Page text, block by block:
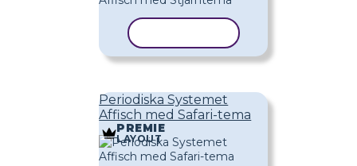
Periodiska Systemet
Affisch med Safari-tema
PREMIE
LAYOUT